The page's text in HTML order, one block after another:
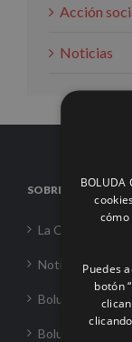
Acción
Noticias
SOBRE NOSOTROS
La Corporación
Noticias
Boluda Towage
Boluda Shipping
BOLUDA
Puedes
botón